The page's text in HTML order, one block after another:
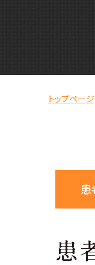
トップページ
患
患